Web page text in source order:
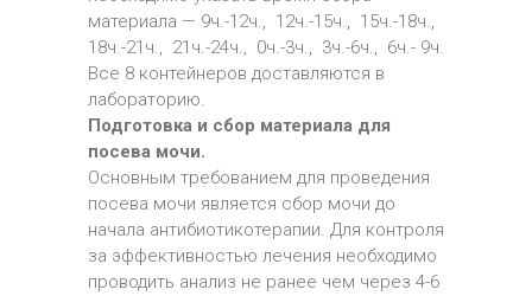
материала — 9ч.-12ч., 12ч.-15ч., 15ч.-18ч.,
18ч.-21ч., 21ч.-24ч., 0ч.-3ч., 3ч.-6ч., 6ч.- 9ч.
Все 8 контейнеров доставляются в
лабораторию.
Подготовка и сбор материала для
посева мочи.
Основным требованием для проведения
посева мочи является сбор мочи до
начала антибиотикотерапии. Для контроля
за эффективностью лечения необходимо
проводить анализ не ранее чем через 4-6